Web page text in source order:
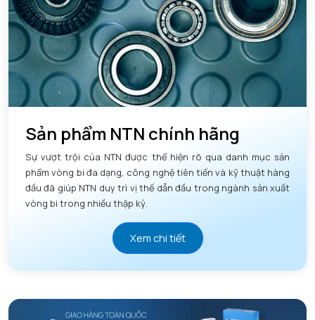
Sản phẩm NTN chính hãng
Sự vượt trội của NTN được thể hiện rõ qua danh mục sản
phẩm vòng bi đa dạng, công nghệ tiên tiến và kỹ thuật hàng
đầu đã giúp NTN duy trì vị thế dẫn đầu trong ngành sản xuất
vòng bi trong nhiều thập kỷ.
Xem chi tiết